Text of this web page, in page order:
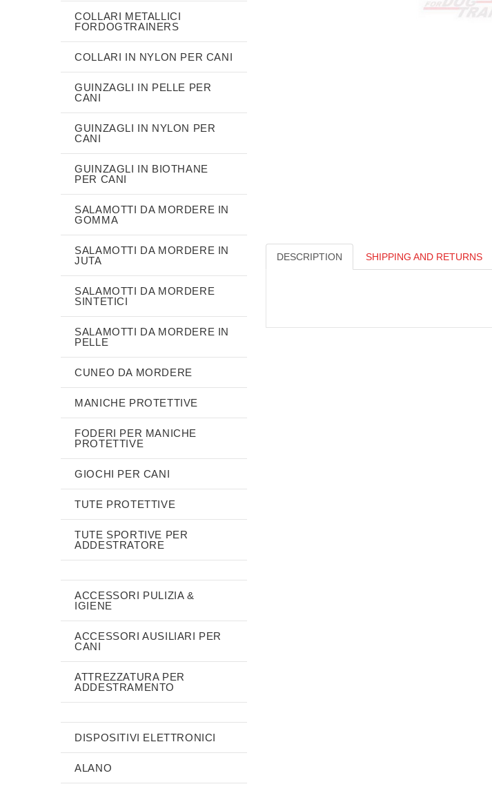
DESCRIPTION SHIPPING AND RETURNS
COLLARI METALLICI
FORDOGTRAINERS
COLLARI IN NYLON PER CANI
GUINZAGLI IN PELLE PER
CANI
GUINZAGLI IN NYLON PER
CANI
GUINZAGLI IN BIOTHANE
PER CANI
SALAMOTTI DA MORDERE IN
GOMMA
SALAMOTTI DA MORDERE IN
JUTA
SALAMOTTI DA MORDERE
SINTETICI
SALAMOTTI DA MORDERE IN
PELLE
CUNEO DA MORDERE
MANICHE PROTETTIVE
FODERI PER MANICHE
PROTETTIVE
GIOCHI PER CANI
TUTE PROTETTIVE
TUTE SPORTIVE PER
ADDESTRATORE
ACCESSORI PULIZIA &
IGIENE
ACCESSORI AUSILIARI PER
CANI
ATTREZZATURA PER
ADDESTRAMENTO
DISPOSITIVI ELETTRONICI
ALANO